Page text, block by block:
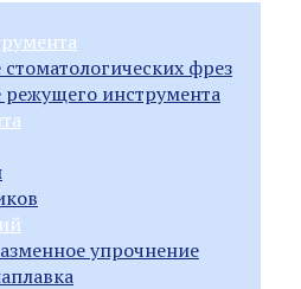
фрез
режущего инструмента
упрочнение